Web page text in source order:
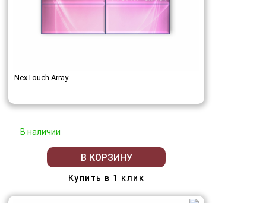
NexTouch Array
В наличии
В КОРЗИНУ
Купить в 1 клик